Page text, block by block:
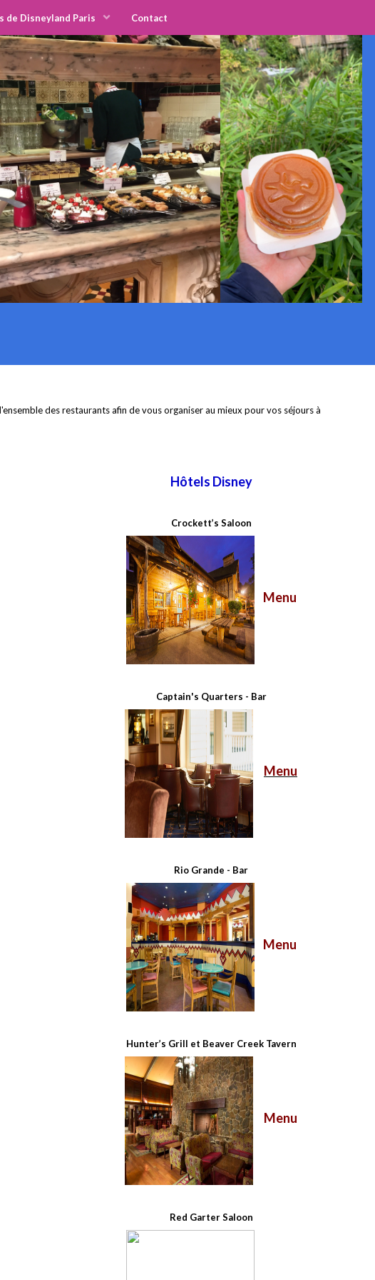
de Disneyland Paris Contact
des restaurants afin de vous organiser au mieux pour vos séjours à
Hôtels Disney
Crockett’s Saloon​
Menu
Captain's Quarters - Bar
Menu
Rio Grande - Bar
Menu
Hunter’s Grill et Beaver Creek Tavern​
Menu
Red Garter Saloon